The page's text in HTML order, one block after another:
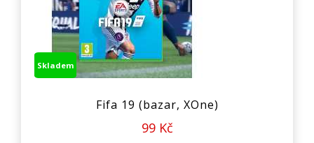
Skladem
Fifa 19 (bazar, XOne)
99 Kč